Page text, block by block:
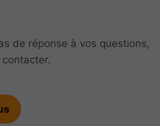
de réponse à vos questions,